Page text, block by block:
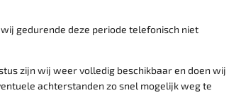
gedurende deze periode telefonisch niet
zijn wij weer volledig beschikbaar en doen wij
achterstanden zo snel mogelijk weg te